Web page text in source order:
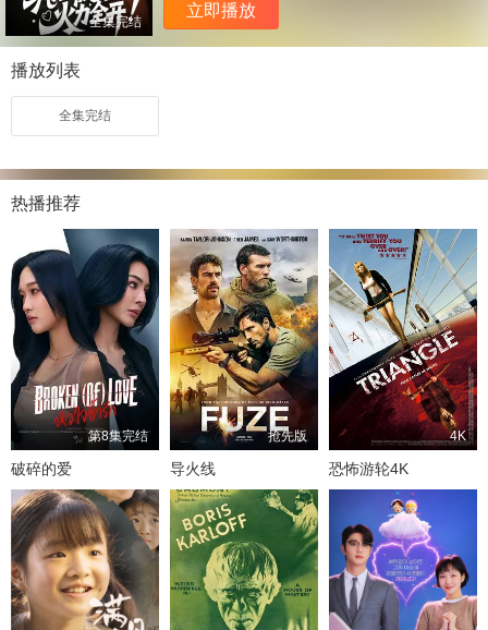
全集完结
立即播放
播放列表
全集完结
热播推荐
第8集完结
破碎的爱
抢先版
导火线
4K
恐怖游轮4K